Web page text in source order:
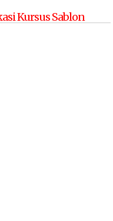
Kursus Sablon